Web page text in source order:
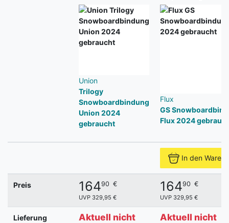
Union
Trilogy
Snowboardbindung
Union 2024
gebraucht
Flux
GS
Flux 2024
In den
Preis 16490 €
UVP 329,95 €
16490 €
UVP 329,95 €
Lieferung
Aktuell nicht
Aktuell nicht